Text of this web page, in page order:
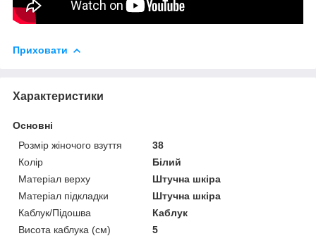
Приховати
Характеристики
Основні
Розмір жіночого взуття
38
Колір
Білий
Матеріал верху
Штучна шкіра
Матеріал підкладки
Штучна шкіра
Каблук/Підошва
Каблук
Висота каблука (см)
5